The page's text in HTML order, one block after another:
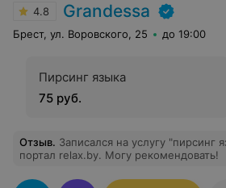
4.8 Grandessa
Брест, ул. Воровского, 25 до 19:00
Пирсинг языка
75 руб.
Отзыв. Записался на услугу "пирсинг языка" через
портал relax.by. Могу рекомендовать!